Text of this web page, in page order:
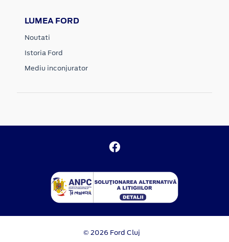
LUMEA FORD
Noutati
Istoria Ford
Mediu inconjurator
© 2026 Ford Cluj